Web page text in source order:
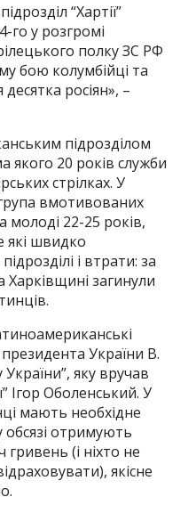
“Хартії”
го у розгромі
полку ЗС РФ
бою колумбійці та
росіян», –
підрозділом
якого 20 років служби
стрілках. У
група вмотивованих
молоді 22-25 років,
які швидко
і втрати: за
Харківщині загинули
України В.
яку вручав
Ігор Оболенський. У
мають необхідне
отримують
(і ніхто не
якісне